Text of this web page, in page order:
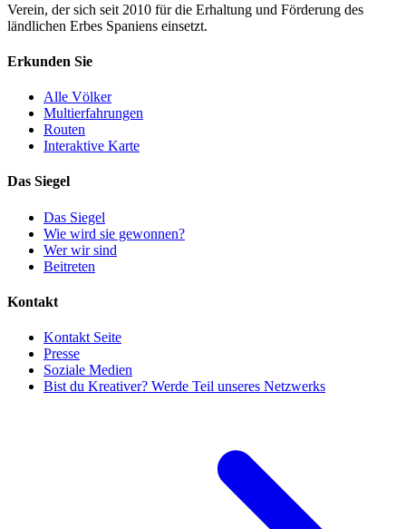
Verein, der sich seit 2010 für die Erhaltung und Förderung des
ländlichen Erbes Spaniens einsetzt.
Erkunden Sie
Alle Völker
Multierfahrungen
Routen
Interaktive Karte
Das Siegel
Das Siegel
Wie wird sie gewonnen?
Wer wir sind
Beitreten
Kontakt
Kontakt Seite
Presse
Soziale Medien
Bist du Kreativer? Werde Teil unseres Netzwerks